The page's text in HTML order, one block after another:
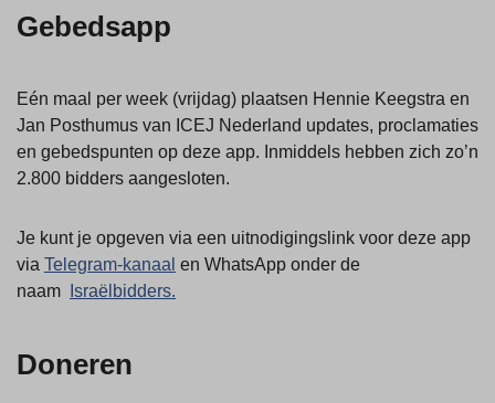
Gebedsapp
Eén maal per week (vrijdag) plaatsen Hennie Keegstra en
Jan Posthumus van ICEJ Nederland updates, proclamaties
en gebedspunten op deze app. Inmiddels hebben zich zo’n
2.800 bidders aangesloten.
Je kunt je opgeven via een uitnodigingslink voor deze app
via Telegram-kanaal en WhatsApp onder de
naam
Israëlbidders.
Doneren